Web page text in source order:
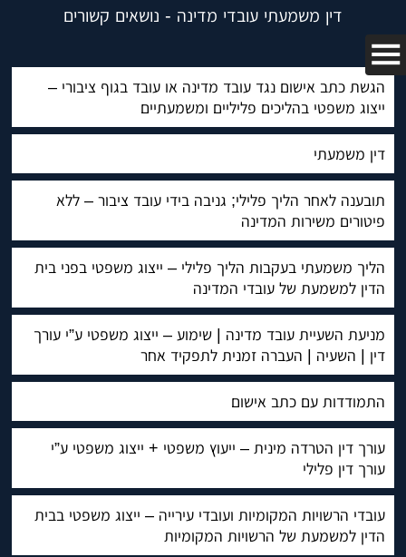
דין משמעתי עובדי מדינה - נושאים קשורים
הגשת כתב אישום נגד עובד מדינה או עובד בגוף ציבורי –
ייצוג משפטי בהליכים פליליים ומשמעתיים
דין משמעתי
תובענה לאחר הליך פלילי; גניבה בידי עובד ציבור – ללא
פיטורים משירות המדינה
הליך משמעתי בעקבות הליך פלילי – ייצוג משפטי בפני בית
הדין למשמעת של עובדי המדינה
מניעת השעיית עובד מדינה | שימוע – ייצוג משפטי ע”י עורך
דין | השעיה | העברה זמנית לתפקיד אחר
התמודדות עם כתב אישום
עורך דין הטרדה מינית – ייעוץ משפטי + ייצוג משפטי ע”י
עורך דין פלילי
עובדי הרשויות המקומיות ועובדי עירייה – ייצוג משפטי בבית
הדין למשמעת של הרשויות המקומיות